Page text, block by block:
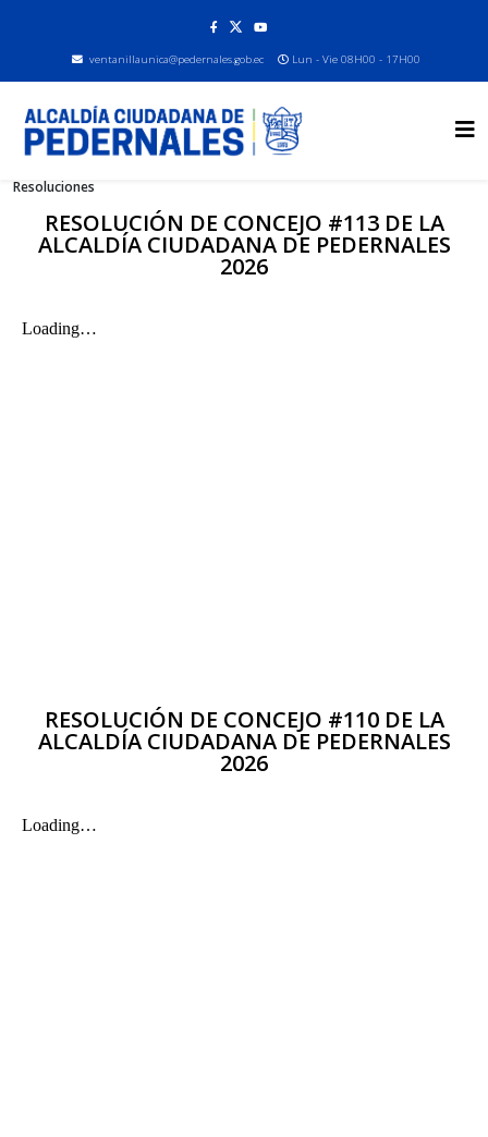
ventanillaunica@pedernales.gob.ec Lun - Vie 08H00 - 17H00
Resoluciones
RESOLUCIÓN DE CONCEJO #113 DE LA
ALCALDÍA CIUDADANA DE PEDERNALES
2026
RESOLUCIÓN DE CONCEJO #110 DE LA
ALCALDÍA CIUDADANA DE PEDERNALES
2026